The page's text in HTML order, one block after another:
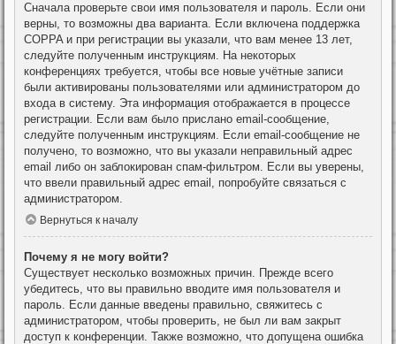
Сначала проверьте свои имя пользователя и пароль. Если они
верны, то возможны два варианта. Если включена поддержка
COPPA и при регистрации вы указали, что вам менее 13 лет,
следуйте полученным инструкциям. На некоторых
конференциях требуется, чтобы все новые учётные записи
были активированы пользователями или администратором до
входа в систему. Эта информация отображается в процессе
регистрации. Если вам было прислано email-сообщение,
следуйте полученным инструкциям. Если email-сообщение не
получено, то возможно, что вы указали неправильный адрес
email либо он заблокирован спам-фильтром. Если вы уверены,
что ввели правильный адрес email, попробуйте связаться с
администратором.
Вернуться к началу
Почему я не могу войти?
Существует несколько возможных причин. Прежде всего
убедитесь, что вы правильно вводите имя пользователя и
пароль. Если данные введены правильно, свяжитесь с
администратором, чтобы проверить, не был ли вам закрыт
доступ к конференции. Также возможно, что допущена ошибка